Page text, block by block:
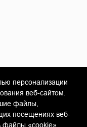
ООО «Гамма
персонализации
веб-сайтом.
файлы,
посещениях веб-
файлы «cookie»,